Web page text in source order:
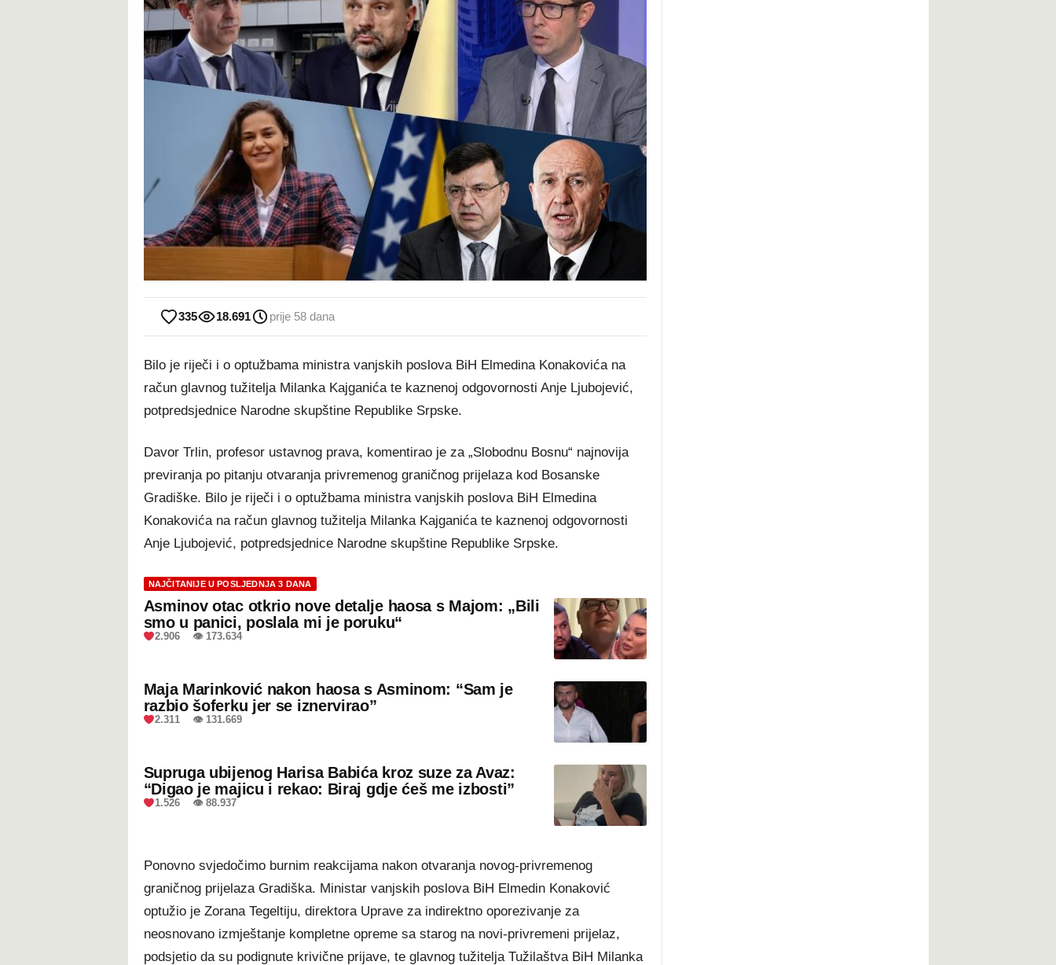
335 18.691 prije 58 dana
Bilo je riječi i o optužbama ministra vanjskih poslova BiH Elmedina Konakovića na
račun glavnog tužitelja Milanka Kajganića te kaznenoj odgovornosti Anje Ljubojević,
potpredsjednice Narodne skupštine Republike Srpske.
Davor Trlin, profesor ustavnog prava, komentirao je za „Slobodnu Bosnu“ najnovija
previranja po pitanju otvaranja privremenog graničnog prijelaza kod Bosanske
Gradiške. Bilo je riječi i o optužbama ministra vanjskih poslova BiH Elmedina
Konakovića na račun glavnog tužitelja Milanka Kajganića te kaznenoj odgovornosti
Anje Ljubojević, potpredsjednice Narodne skupštine Republike Srpske.
NAJČITANIJE U POSLJEDNJA 3 DANA
Asminov otac otkrio nove detalje haosa s Majom: „Bili
smo u panici, poslala mi je poruku“
2.906 👁 173.634
Maja Marinković nakon haosa s Asminom: “Sam je
razbio šoferku jer se iznervirao”
2.311 👁 131.669
Supruga ubijenog Harisa Babića kroz suze za Avaz:
“Digao je majicu i rekao: Biraj gdje ćeš me izbosti”
1.526 👁 88.937
Ponovno svjedočimo burnim reakcijama nakon otvaranja novog-privremenog
graničnog prijelaza Gradiška. Ministar vanjskih poslova BiH Elmedin Konaković
optužio je Zorana Tegeltiju, direktora Uprave za indirektno oporezivanje za
neosnovano izmještanje kompletne opreme sa starog na novi-privremeni prijelaz,
podsjetio da su podignute krivične prijave, te glavnog tužitelja Tužilaštva BiH Milanka